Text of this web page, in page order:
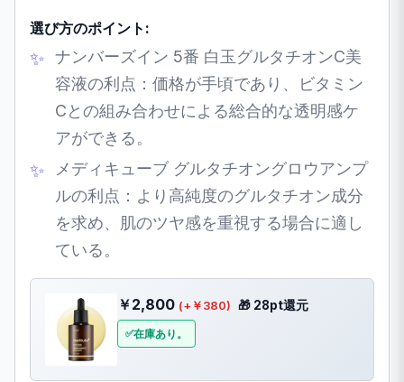
選び方のポイント:
ナンバーズイン 5番 白玉グルタチオンC美
容液の利点：価格が手頃であり、ビタミン
Cとの組み合わせによる総合的な透明感ケ
アができる。
メディキューブ グルタチオングロウアンプ
ルの利点：より高純度のグルタチオン成分
を求め、肌のツヤ感を重視する場合に適し
ている。
￥2,800 (+￥380) 🎁 28pt還元
在庫あり。